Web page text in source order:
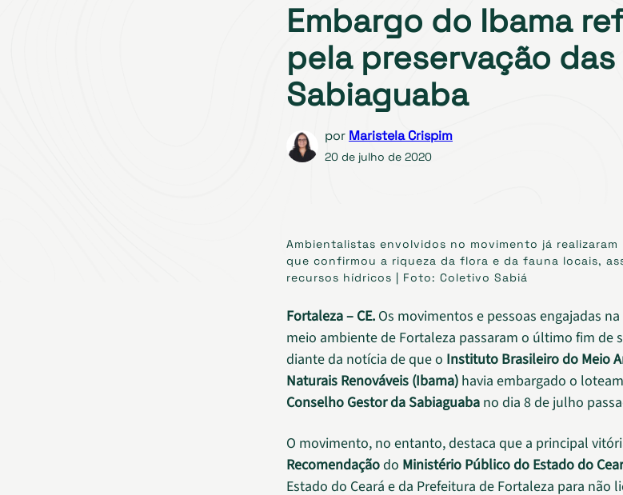
Embargo do Ibama
pela preservação
Sabiaguaba
por Maristela Crispim
20 de julho de 2020
Ambientalistas envolvidos no movimento já realizaram
que confirmou a riqueza da flora e da fauna locais,
recursos hídricos | Foto: Coletivo Sabiá
Fortaleza – CE. Os movimentos e pessoas engajadas
meio ambiente de Fortaleza passaram o último fim de
diante da notícia de que o Instituto Brasileiro do Meio
Naturais Renováveis (Ibama) havia embargado o
Conselho Gestor da Sabiaguaba no dia 8 de julho
O movimento, no entanto, destaca que a principal
Recomendaçãodo Ministério Público do Estado do
Estado do Ceará e da Prefeitura de Fortaleza para não